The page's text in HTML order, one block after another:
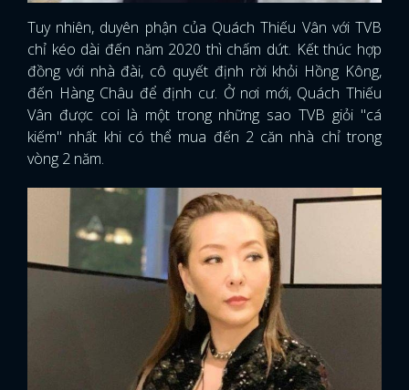
Tuy nhiên, duyên phận của Quách Thiếu Vân với TVB
chỉ kéo dài đến năm 2020 thì chấm dứt. Kết thúc hợp
đồng với nhà đài, cô quyết định rời khỏi Hồng Kông,
đến Hàng Châu để định cư. Ở nơi mới, Quách Thiếu
Vân được coi là một trong những sao TVB giỏi "cá
kiếm" nhất khi có thể mua đến 2 căn nhà chỉ trong
vòng 2 năm.